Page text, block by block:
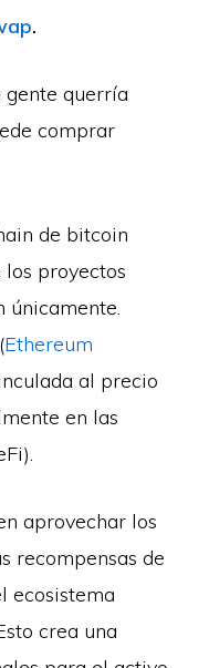
.
gente querría
comprar
de bitcoin
proyectos
únicamente.
Ethereum
al precio
en las
aprovechar los
recompensas de
ecosistema
crea una